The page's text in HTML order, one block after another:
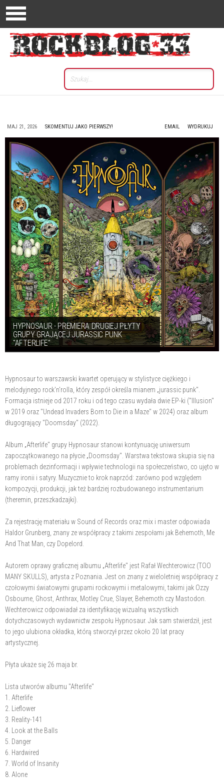
MAJ 21, 2026 WYDRUKUJ
EMAIL
SKOMENTUJ JAKO PIERWSZY!
HYPNOSAUR - PREMIERA DRUGIEJ PŁYTY
GRUPY GRAJĄCEJ JURASSIC PUNK
"AFTERLIFE"
Hypnosaur to warszawski kwartet operujący w stylistyce ciężkiego i
melodyjnego rock'n'rolla, który zespół określa mianem „jurassic punk".
Formacja istnieje od 2017 roku i od tego czasu wydała dwie EP-ki ("Illusion"
w 2019 oraz "Undead Invaders Born to Die in a Maze" w 2024) oraz album
długogrający "Doomsday" (2022).
Album „Afterlife" grupy Hypnosaur stanowi kontynuację uniwersum
zapoczątkowanego na płycie „Doomsday". Warstwa tekstowa skupia się na
problemach dezinformacji i wpływie technologii na społeczeństwo, co ujęto w
ramy ironii i satyry. Muzycznie to krok naprzód: zarówno pod względem
kompozycji, produkcji, jak też bardziej rozbudowanego instrumentarium
(theremin, przeszkadzajki).
Za rejestrację materiału w Sound of Records oraz mix i master odpowiada
Haldor Grunberg, znany ze współpracy z takimi zespołami jak Behemoth, Me
And That Man, czy Dopelord.
Autorem oprawy graficznej albumu „Afterlife" jest Rafał Wechterowicz (TOO
MANY SKULLS), artysta z Poznania. Jest on znany z wieloletniej współpracy z
czołowymi światowymi grupami rockowymi i metalowymi, takimi jak Ozzy
Osbourne, Ghost, Anthrax, Motley Crue, Slayer, Behemoth czy Mastodon.
Wechterowicz odpowiadał za identyfikację wizualną wszystkich
dotychczasowych wydawnictw zespołu Hypnosaur. Jak sam stwierdził, jest
to jego ulubiona okładka, którą stworzył przez około 20 lat pracy
artystycznej.
Płyta ukaże się 26 maja br.
Lista utworów albumu "Afterlife"
1. Afterlife
2. Lieflower
3. Reality-141
4. Look at the Balls
5. Danger
6. Hardwired
7. World of Insanity
8. Alone